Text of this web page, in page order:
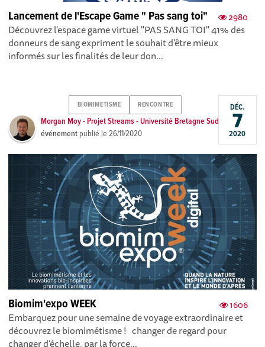
2980
Lancement de l'Escape Game " Pas sang toi"
Découvrez l'espace game virtuel "PAS SANG TOI" 41% des
donneurs de sang expriment le souhait d’être mieux
informés sur les finalités de leur don...
BIOMIMETISME RENCONTRE
Morgan Moy - Projet Streams - Université Bretagne Sud
événement publié le26/11/2020
DÉC.
7
2020
1606
Biomim'expo WEEK
Embarquez pour une semaine de voyage extraordinaire et
découvrez le biomimétisme ! changer de regard pour
changer d’échelle, par la force...